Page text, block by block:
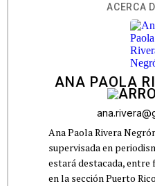
ACERCA
ANA PAOLA
Ana Paola Rivera
supervisada en
estará destacada, entre
en la sección Puerto